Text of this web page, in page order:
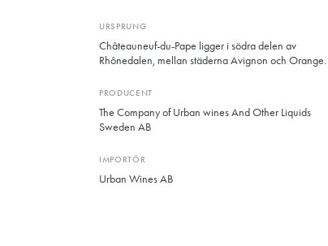
URSPRUNG
Châteauneuf-du-Pape ligger i södra delen av
Rhônedalen, mellan städerna Avignon och Orange.
PRODUCENT
The Company of Urban wines And Other Liquids
Sweden AB
IMPORTÖR
Urban Wines AB